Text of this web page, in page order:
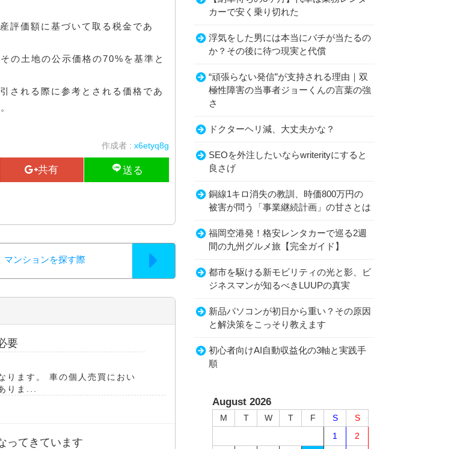
評価額に基づいて取る税金であ
の土地の公示価格の70%を基準と
される際に参考とされる価格であ
作成者 : x6etyq8g
マンションを探す際
要
ります。 車の個人売買におい
りま...
ってきています
カーで安く乗り切れた
浮気をした男には本当にバチが当たるの
か？その後に待つ現実と代償
“頑張らない発信”が支持される理由｜双
極性障害の当事者ジョーくんの言葉の強
さ
ドクターヘリ減、大丈夫かな？
SEOを外注したいならwriterityにすると
良さげ
銅線1キロ消失の教訓、時価800万円の
被害が問う「事業継続計画」の甘さとは
福岡空港発！格安レンタカーで巡る2週
間の九州グルメ旅【完全ガイド】
都市を駆ける新モビリティの光と影、ビ
ジネスマンが知るべきLUUPの真実
新品パソコンが初日から重い？その原因
と解決策をこっそり教えます
初心者向けAI自動収益化の3軸と実践手
順
August 2026
M T W T F S
S
1
2